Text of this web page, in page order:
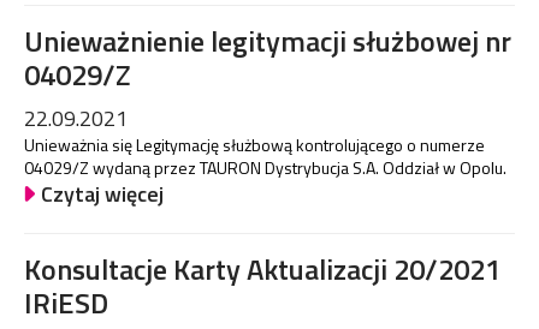
Unieważnienie legitymacji służbowej nr
04029/Z
22.09.2021
Unieważnia się Legitymację służbową kontrolującego o numerze
04029/Z wydaną przez TAURON Dystrybucja S.A. Oddział w Opolu.
Czytaj więcej
Konsultacje Karty Aktualizacji 20/2021
IRiESD